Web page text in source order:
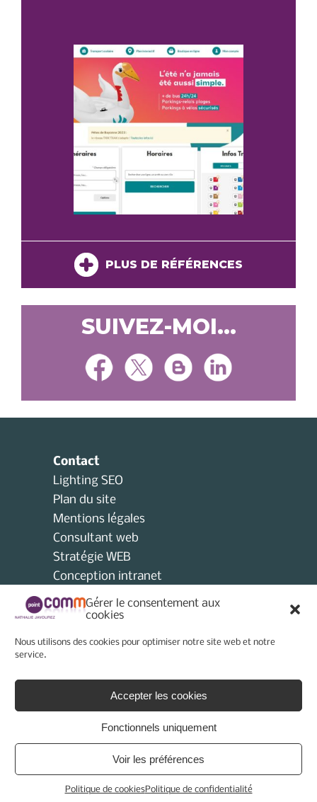
Gérer le consentement aux
cookies
Nous utilisons des cookies pour optimiser notre site web et notre
service.
Accepter les cookies
Fonctionnels uniquement
Voir les préférences
Politique de cookiesPolitique de confidentialité
PLUS DE RÉFÉRENCES
SUIVEZ-MOI...
Contact
Lighting SEO
Plan du site
Mentions légales
Consultant web
Stratégie WEB
Conception intranet
Consultant collectivités locales
AMO
© 2026 - Point Comm